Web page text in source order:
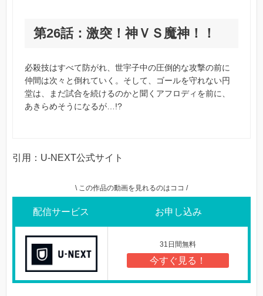
第26話：激突！神ＶＳ魔神！！
必殺技はすべて防がれ、世宇子中の圧倒的な攻撃の前に
仲間は次々と倒れていく。そして、ゴールを守れない円
堂は、まだ試合を続けるのかと聞くアフロディを前に、
あきらめそうになるが…!?
引用：U-NEXT公式サイト
\ この作品の動画を見れるのはココ /
配信サービス お申し込み
31日間無料
今すぐ見る！